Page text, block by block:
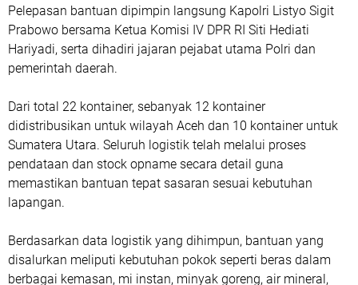
Pelepasan bantuan dipimpin langsung Kapolri Listyo Sigit
Prabowo bersama Ketua Komisi IV DPR RI Siti Hediati
Hariyadi, serta dihadiri jajaran pejabat utama Polri dan
pemerintah daerah.
Dari total 22 kontainer, sebanyak 12 kontainer
didistribusikan untuk wilayah Aceh dan 10 kontainer untuk
Sumatera Utara. Seluruh logistik telah melalui proses
pendataan dan stock opname secara detail guna
memastikan bantuan tepat sasaran sesuai kebutuhan
lapangan.
Berdasarkan data logistik yang dihimpun, bantuan yang
disalurkan meliputi kebutuhan pokok seperti beras dalam
berbagai kemasan, mi instan, minyak goreng, air mineral,